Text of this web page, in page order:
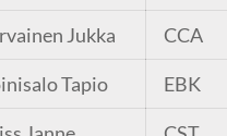
Jukka CCA
Tapio EBK